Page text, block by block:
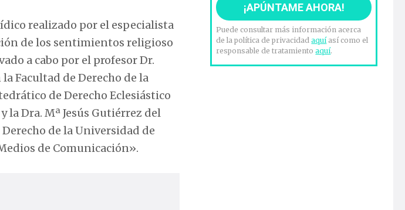
realizado por el especialista
de los sentimientos religioso
a cabo por el profesor Dr.
Facultad de Derecho de la
de Derecho Eclesiástico
la Dra. Mª Jesús Gutiérrez del
de la Universidad de
de Comunicación».
Puede consultar más información acerca
de la política de privacidadaquíasí como el
responsable de tratamientoaquí.